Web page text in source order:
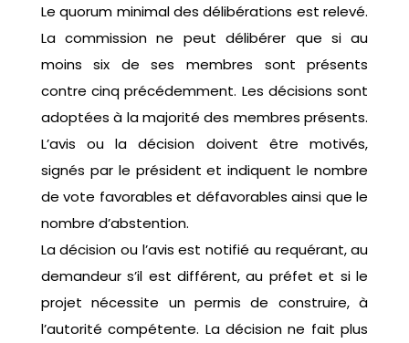
Le quorum minimal des délibérations est relevé.
La commission ne peut délibérer que si au
moins six de ses membres sont présents
contre cinq précédemment. Les décisions sont
adoptées à la majorité des membres présents.
L’avis ou la décision doivent être motivés,
signés par le président et indiquent le nombre
de vote favorables et défavorables ainsi que le
nombre d’abstention.
La décision ou l’avis est notifié au requérant, au
demandeur s’il est différent, au préfet et si le
projet nécessite un permis de construire, à
l’autorité compétente. La décision ne fait plus